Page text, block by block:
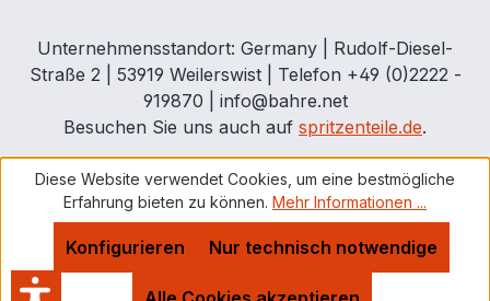
Unternehmensstandort: Germany | Rudolf-Diesel-
Straße 2 | 53919 Weilerswist | Telefon +49 (0)2222 -
919870 | info@bahre.net
Besuchen Sie uns auch auf spritzenteile.de.
Diese Website verwendet Cookies, um eine bestmögliche
Erfahrung bieten zu können. Mehr Informationen ...
Nur technisch notwendige
Konfigurieren